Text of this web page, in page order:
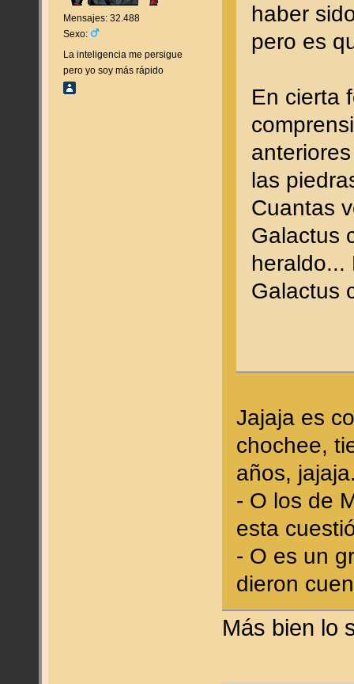
Mensajes: 32.488
Sexo:
La inteligencia me persigue
pero yo soy más rápido
haber
pero es
En cierta
las
Cuantas
Galactus
heraldo...
Galactus
Jajaja es
chochee,
años,
- O los de
esta
- O es un
dieron
Más bien lo